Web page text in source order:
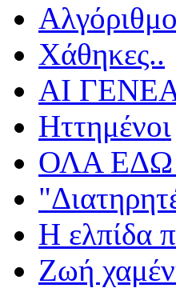
Χάθηκες..
ΑΙ
Ηττημένοι
ΟΛΑ
Η ελπίδα
Ζωή